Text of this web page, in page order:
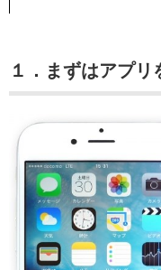
１．まずはアプ